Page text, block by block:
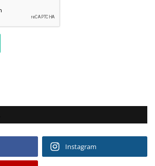
Instagram